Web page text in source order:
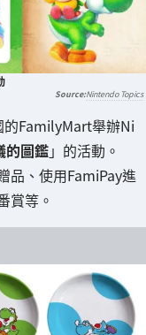
Nintendo Topics
的FamilyMart舉辦Ni
的圖鑑」的活動。
品、使用FamiPay進
賞等。